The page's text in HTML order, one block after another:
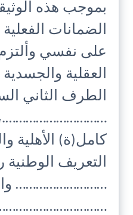
بموجب هذه
الضمانات الفعلية
على نفسي
العقلية
الطرف الثاني
………………………….،
كامل(ة) الأهلية
التعريف الوطنية
………………………